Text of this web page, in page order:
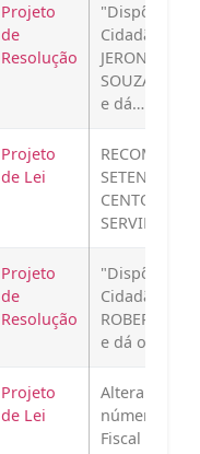
Projeto
de
Resolução
"Dispõe
Cidadão
e dá…
Projeto
de Lei
RECOMPÕE
SETENTA
CENTO) OS
Projeto
de
Resolução
"Dispõe
Cidadão
ROBERTA
e dá outras…
Projeto
de Lei
Altera o
número de
Fiscal de